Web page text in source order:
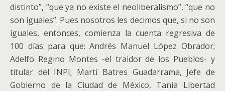
distinto”, “que ya no existe el neoliberalismo”, “que no
son iguales”. Pues nosotros les decimos que, si no son
iguales, entonces, comienza la cuenta regresiva de
100 días para que: Andrés Manuel López Obrador;
Adelfo Regino Montes -el traidor de los Pueblos- y
titular del INPI; Martí Batres Guadarrama, Jefe de
Gobierno de la Ciudad de México, Tania Libertad